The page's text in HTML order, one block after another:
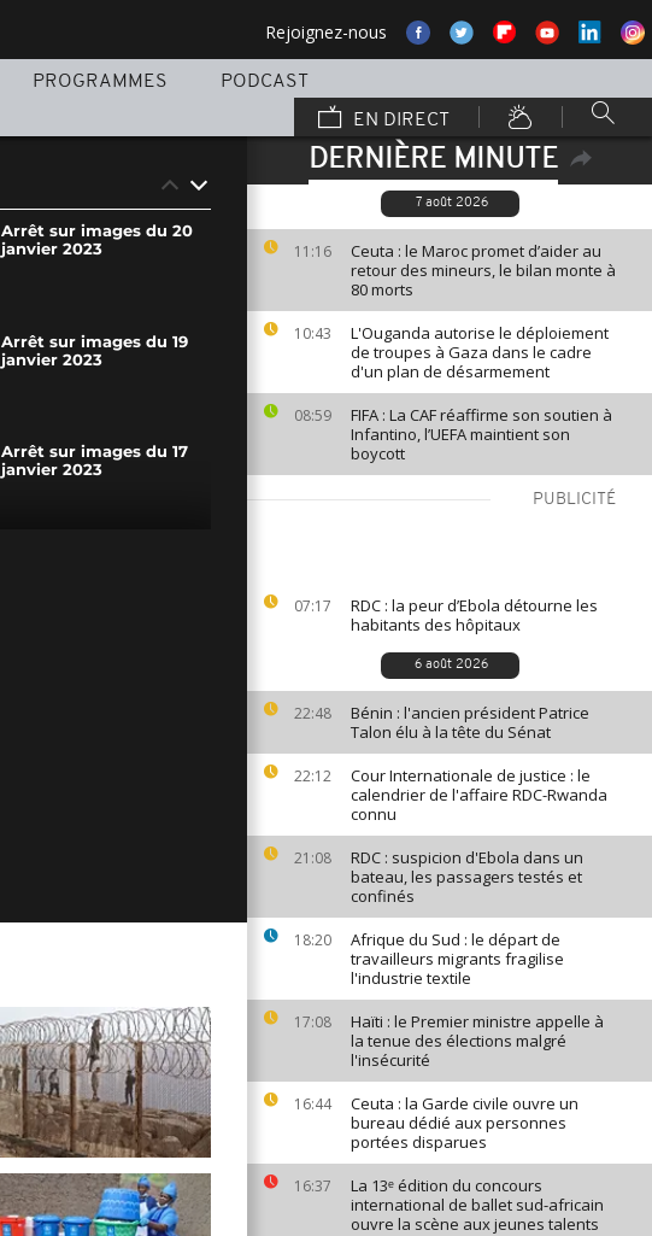
Rejoignez-nous
PROGRAMMES
PODCAST
EN DIRECT
DERNIÈRE MINUTE
7 août 2026
11:16
Ceuta : le Maroc promet d’aider au
retour des mineurs, le bilan monte à
80 morts
10:43
L'Ouganda autorise le déploiement
de troupes à Gaza dans le cadre
d'un plan de désarmement
08:59
FIFA : La CAF réaffirme son soutien à
Infantino, l’UEFA maintient son
boycott
PUBLICITÉ
07:17
RDC : la peur d’Ebola détourne les
habitants des hôpitaux
6 août 2026
22:48
Bénin : l'ancien président Patrice
Talon élu à la tête du Sénat
22:12
Cour Internationale de justice : le
calendrier de l'affaire RDC-Rwanda
connu
21:08
RDC : suspicion d'Ebola dans un
bateau, les passagers testés et
confinés
18:20
Afrique du Sud : le départ de
travailleurs migrants fragilise
l'industrie textile
17:08
Haïti : le Premier ministre appelle à
la tenue des élections malgré
l'insécurité
16:44
Ceuta : la Garde civile ouvre un
bureau dédié aux personnes
portées disparues
16:37
La 13ᵉ édition du concours
international de ballet sud-africain
ouvre la scène aux jeunes talents
Arrêt sur images du 20
janvier 2023
Arrêt sur images du 19
janvier 2023
Arrêt sur images du 17
janvier 2023